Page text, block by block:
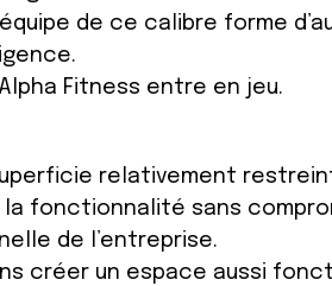
équipe de ce calibre forme
Fitness entre en jeu.
relativement
la fonctionnalité sans
de l’entreprise.
créer un espace aussi